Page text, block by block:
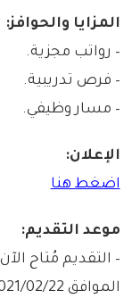
المزايا والحوافز:
– رواتب مجزية.
– فرص تدريبية.
– مسار وظيفي.
الإعلان:
اضغط هنا
موعد التقديم: